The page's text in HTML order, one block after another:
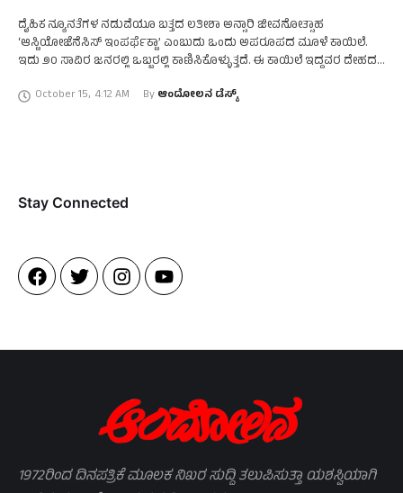
ದೈಹಿಕ ನ್ಯೂನತೆಗಳ ನಡುವೆಯೂ ಬತ್ತದ ಲತೀಶಾ ಅನ್ಸಾರಿ ಜೀವನೋತ್ಸಾಹ
‘ಆಸ್ಟಿಯೋಜೆನೆಸಿಸ್ ಇಂಪರ್ಫೆಕ್ಟಾ’ ಎಂಬುದು ಒಂದು ಅಪರೂಪದ ಮೂಳೆ ಕಾಯಿಲೆ.
ಇದು ೨೦ ಸಾವಿರ ಜನರಲ್ಲಿ ಒಬ್ಬರಲ್ಲಿ ಕಾಣಿಸಿಕೊಳ್ಳುತ್ತದೆ. ಈ ಕಾಯಿಲೆ ಇದ್ದವರ ದೇಹದ
October 15, 4:12 AM By ಆಂದೋಲನ ಡೆಸ್ಕ್
Stay Connected​
1972ರಿಂದ ದಿನಪತ್ರಿಕೆ ಮೂಲಕ ನಿಖರ ಸುದ್ದಿ ತಲುಪಿಸುತ್ತಾ ಯಶಸ್ವಿಯಾಗಿ